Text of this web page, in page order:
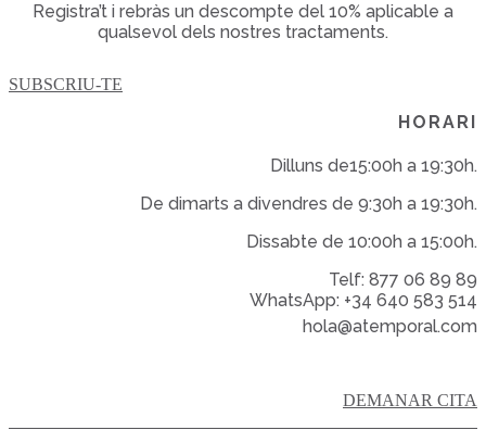
Registra’t i rebràs un descompte del 10% aplicable a
qualsevol dels nostres tractaments.
SUBSCRIU-TE
HORARI
Dilluns de15:00h a 19:30h.
De dimarts a divendres de 9:30h a 19:30h.
Dissabte de 10:00h a 15:00h.
Telf: 877 06 89 89
WhatsApp: +34 640 583 514
hola@atemporal.com
DEMANAR CITA